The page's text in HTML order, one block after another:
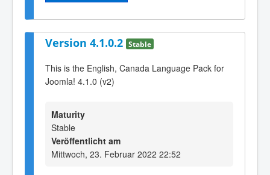
Version 4.1.0.2 Stable
This is the English, Canada Language Pack for
Joomla! 4.1.0 (v2)
Maturity
Stable
Veröffentlicht am
Mittwoch, 23. Februar 2022 22:52